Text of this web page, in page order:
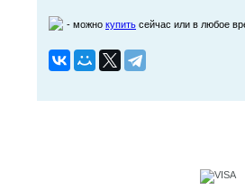
- можно купить сейчас или в любое